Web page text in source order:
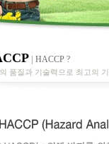
HACCP ?
품질과 기술력으로 최고의